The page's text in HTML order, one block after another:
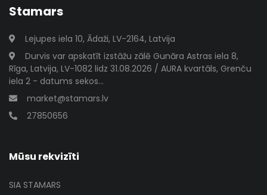
Stamars
Lejupes iela 10, Ādaži, LV-2164, Latvija
Durvis var apskatīt izstāžu zālē Gunāra Astras iela 8,
Rīga, Latvija, LV-1082 lidz 31.08.2026 / AURA kvartāls, Grenču
iela 2 - datums sekos...
market@stamars.lv
27850656
Mūsu rekvizīti
SIA STAMARS